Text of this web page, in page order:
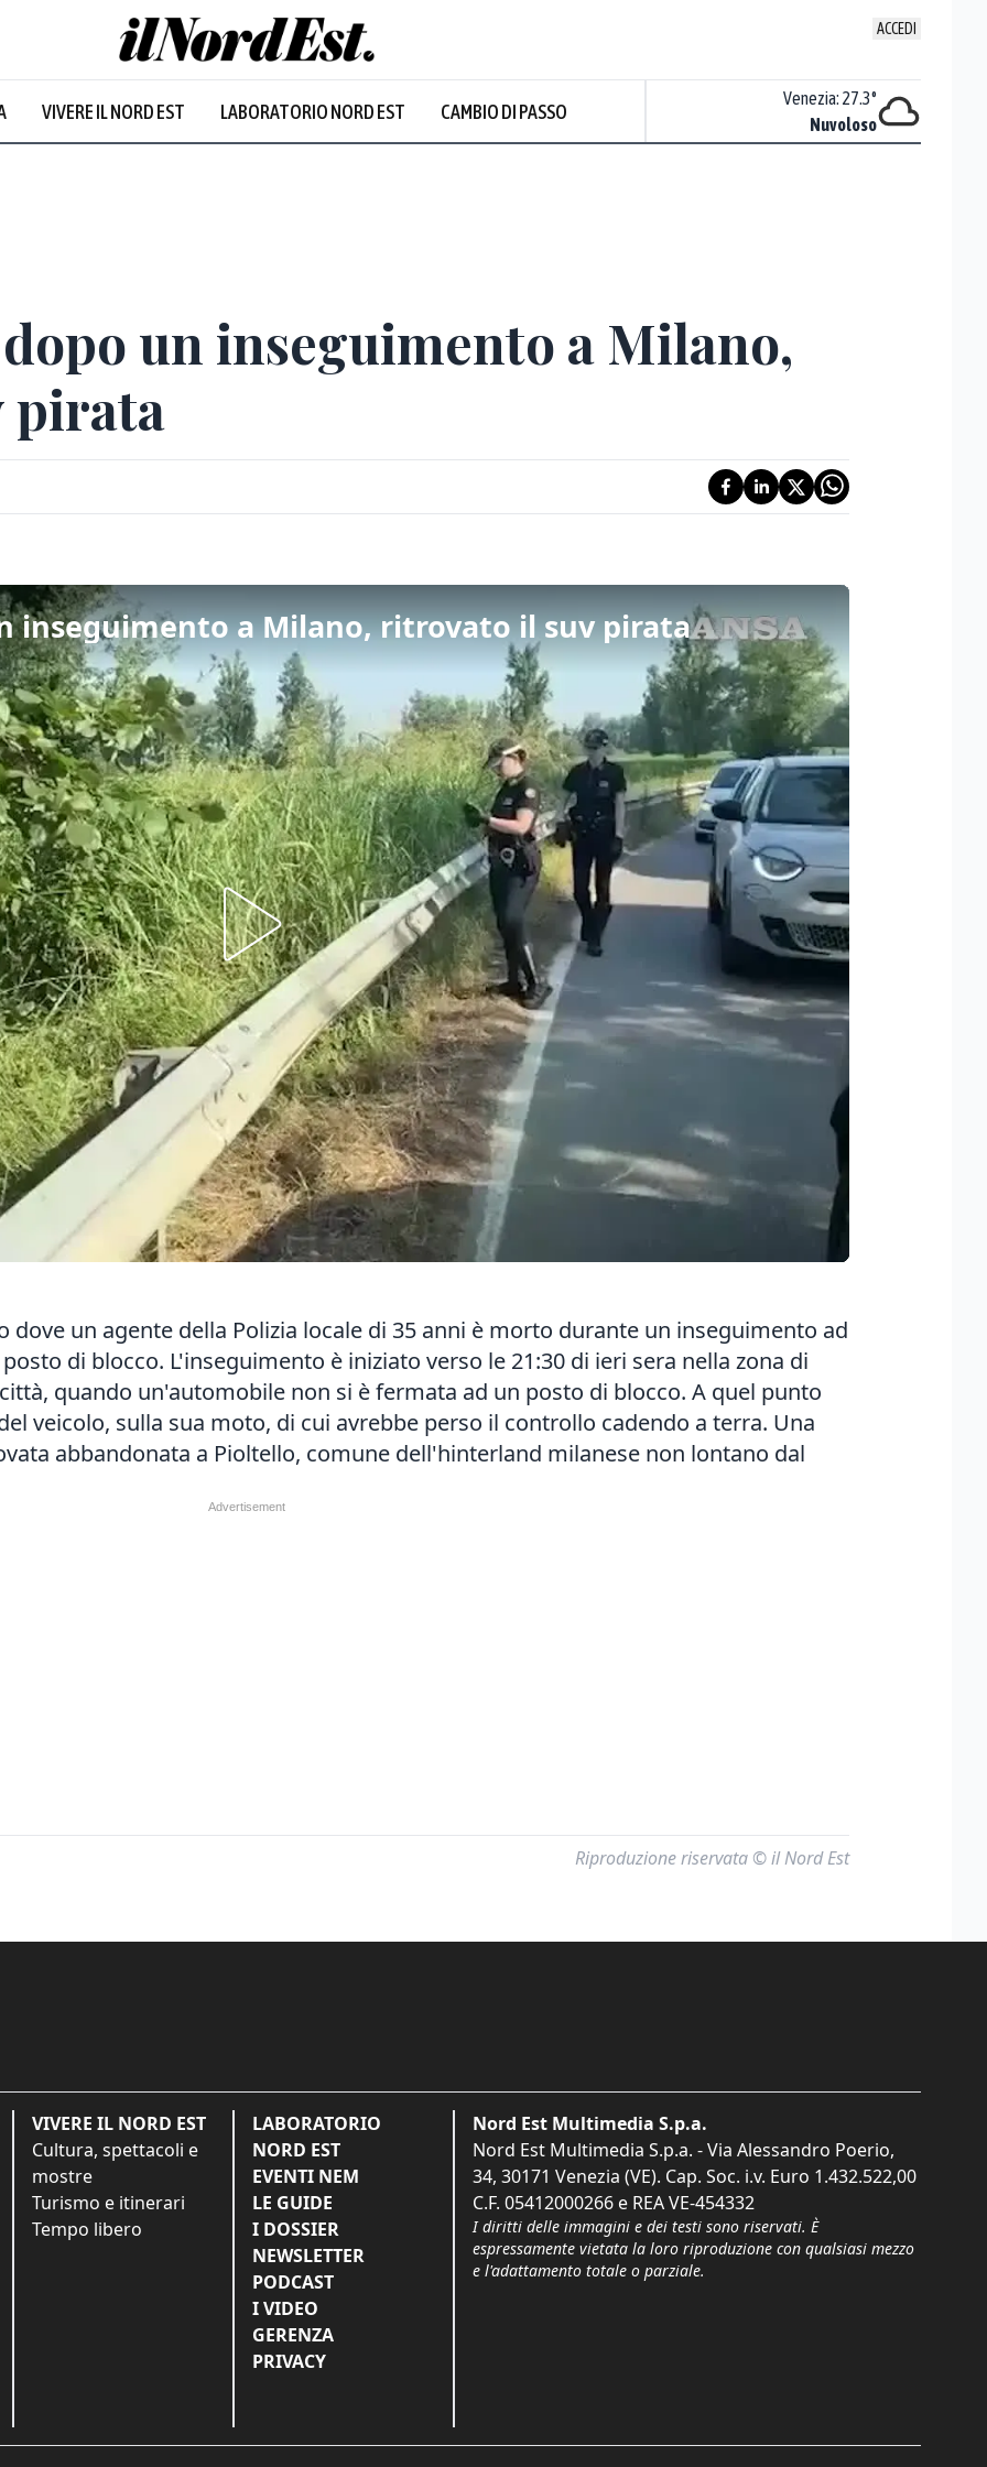
ACCEDI
VIVERE IL NORD EST LABORATORIO NORD EST CAMBIO DI PASSO
Prevalentemente soleggiato
Venezia: 27.3°
Nuvoloso
un inseguimento a Milano,
pirata
inseguimento a Milano, ritrovato il suv pirata
dove un agente della Polizia locale di 35 anni è morto durante un inseguimento ad
di blocco. L'inseguimento è iniziato verso le 21:30 di ieri sera nella zona di
quando un'automobile non si è fermata ad un posto di blocco. A quel punto
veicolo, sulla sua moto, di cui avrebbe perso il controllo cadendo a terra. Una
abbandonata a Pioltello, comune dell'hinterland milanese non lontano dal
Riproduzione riservata © il Nord Est
VIVERE IL NORD EST
Cultura, spettacoli e
mostre
Turismo e itinerari
Tempo libero
LABORATORIO
NORD EST
EVENTI NEM
LE GUIDE
I DOSSIER
NEWSLETTER
PODCAST
I VIDEO
GERENZA
PRIVACY
Nord Est Multimedia S.p.a.
Nord Est Multimedia S.p.a. - Via Alessandro Poerio,
34, 30171 Venezia (VE). Cap. Soc. i.v. Euro 1.432.522,00
C.F. 05412000266 e REA VE-454332
I diritti delle immagini e dei testi sono riservati. È
espressamente vietata la loro riproduzione con qualsiasi mezzo
e l'adattamento totale o parziale.